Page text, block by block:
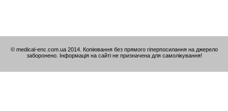
© medical-enc.com.ua 2014. Копіювання без прямого гіперпосилання на джерело
заборонено. Інформація на сайті не призначена для самолікування!